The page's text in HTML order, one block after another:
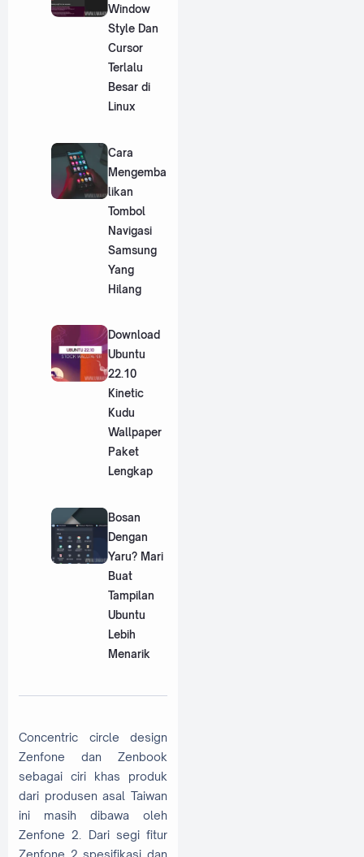
Window
Style Dan
Cursor
Terlalu
Besar di
Linux
Cara
Mengemba
likan
Tombol
Navigasi
Samsung
Yang
Hilang
Download
Ubuntu
22.10
Kinetic
Kudu
Wallpaper
Paket
Lengkap
Bosan
Dengan
Yaru? Mari
Buat
Tampilan
Ubuntu
Lebih
Menarik
Concentric circle design
Zenfone dan Zenbook
sebagai ciri khas produk
dari produsen asal Taiwan
ini masih dibawa oleh
Zenfone 2. Dari segi fitur